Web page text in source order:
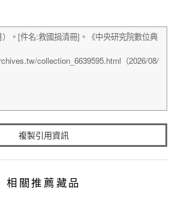
複製引用資訊
相關推薦藏品